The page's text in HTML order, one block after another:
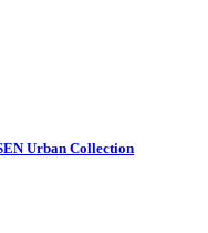
Urban Collection